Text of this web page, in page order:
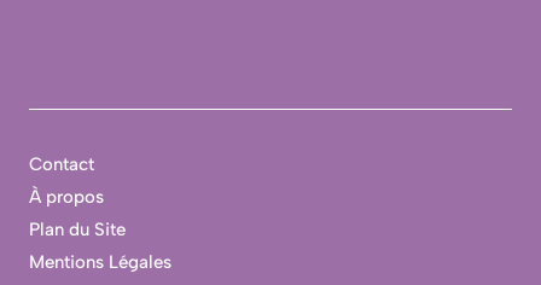
Contact
À propos
Plan du Site
Mentions Légales